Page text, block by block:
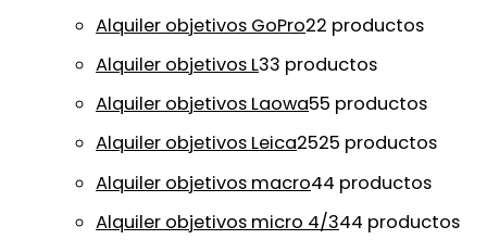
Alquiler objetivos GoPro22 productos
Alquiler objetivos L33 productos
Alquiler objetivos Laowa55 productos
Alquiler objetivos Leica2525 productos
Alquiler objetivos macro44 productos
Alquiler objetivos micro 4/344 productos